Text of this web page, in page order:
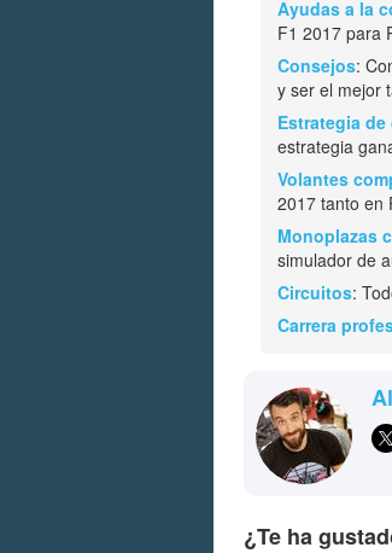
Ayudas a la
F1 2017 para
Consejos:
y ser el mejor
Estrategia de
estrategia
Volantes
2017 tanto en
Monoplazas
simulador de
Circuitos:
Carrera
¿Te ha